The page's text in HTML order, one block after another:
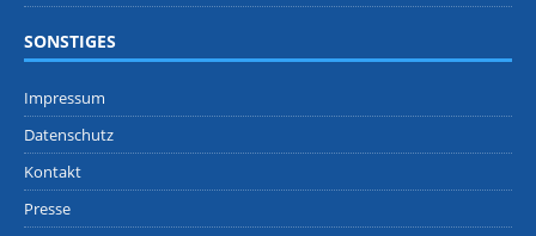
SONSTIGES
Impressum
Datenschutz
Kontakt
Presse